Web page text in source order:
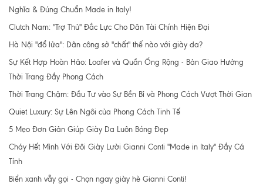
Nghĩa & Đúng Chuẩn Made in Italy!
Clutch Nam: "Trợ Thủ" Đắc Lực Cho Dân Tài Chính Hiện Đại
Hà Nội "đổ lửa": Dân công sở "chất" thế nào với giày da?
Sự Kết Hợp Hoàn Hảo: Loafer và Quần Ống Rộng - Bản Giao Hưởng
Thời Trang Đầy Phong Cách
Thời Trang Chậm: Đầu Tư vào Sự Bền Bỉ và Phong Cách Vượt Thời Gian
Quiet Luxury: Sự Lên Ngôi của Phong Cách Tinh Tế
5 Mẹo Đơn Giản Giúp Giày Da Luôn Bóng Đẹp
Cháy Hết Mình Với Đôi Giày Lười Gianni Conti "Made in Italy" Đầy Cá
Tính
Biển xanh vẫy gọi - Chọn ngay giày hè Gianni Conti!